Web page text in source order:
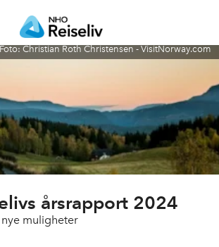
Foto: Christian Roth Christensen - VisitNorway.com
årsrapport 2024
muligheter
i tall
og regnskap
arbeid i 2024